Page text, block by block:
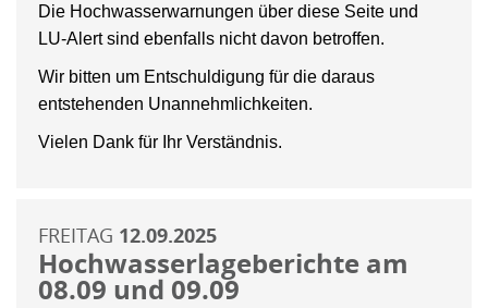
Die Hochwasserwarnungen über diese Seite und
LU-Alert sind ebenfalls nicht davon betroffen.
Wir bitten um Entschuldigung für die daraus
entstehenden Unannehmlichkeiten.
Vielen Dank für Ihr Verständnis.
FREITAG 12.09.2025
Hochwasserlageberichte am
08.09 und 09.09